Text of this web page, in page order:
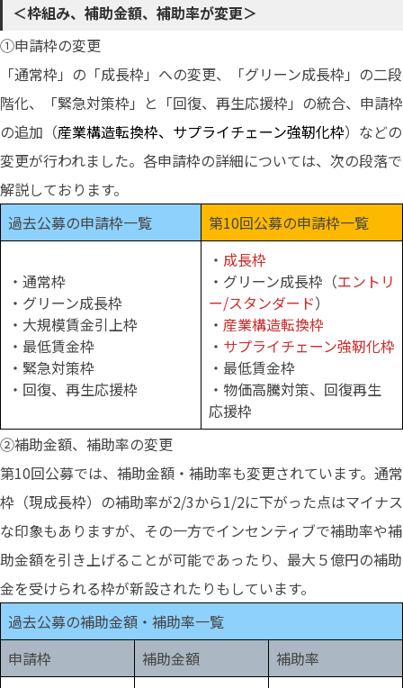
＜枠組み、補助金額、補助率が変更＞
①申請枠の変更
「通常枠」の「成長枠」への変更、「グリーン成長枠」の二段
階化、「緊急対策枠」と「回復、再生応援枠」の統合、申請枠
の追加（産業構造転換枠、サプライチェーン強靭化枠）などの
変更が行われました。各申請枠の詳細については、次の段落で
解説しております。
過去公募の申請枠一覧
第10回公募の申請枠一覧
・通常枠
・グリーン成長枠
・大規模賃金引上枠
・最低賃金枠
・緊急対策枠
・回復、再生応援枠
・ 成長枠
・グリーン成長枠（エントリ
ー/スタンダード）
・ 産業構造転換枠
・ サプライチェーン強靭化枠
・最低賃金枠
・物価高騰対策、回復再生
応援枠
②補助金額、補助率の変更
第10回公募では、補助金額・補助率も変更されています。通常
枠（現成長枠）の補助率が2/3から1/2に下がった点はマイナス
な印象もありますが、その一方でインセンティブで補助率や補
助金額を引き上げることが可能であったり、最大５億円の補助
金を受けられる枠が新設されたりもしています。
過去公募の補助金額・補助率一覧
申請枠
補助金額
補助率